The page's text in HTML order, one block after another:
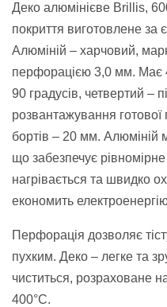
Деко алюмінієве Brillis,
покриття виготовлене за
Алюміній – харчовий,
перфорацією 3,0 мм. Має
90 градусів, четвертий –
розвантажування готової
бортів – 20 мм. Алюміній
що забезпечує
нагрівається та швидко
економить
Перфорація дозволяє
пухким. Деко – легке та
чиститься, розраховане
400°C.